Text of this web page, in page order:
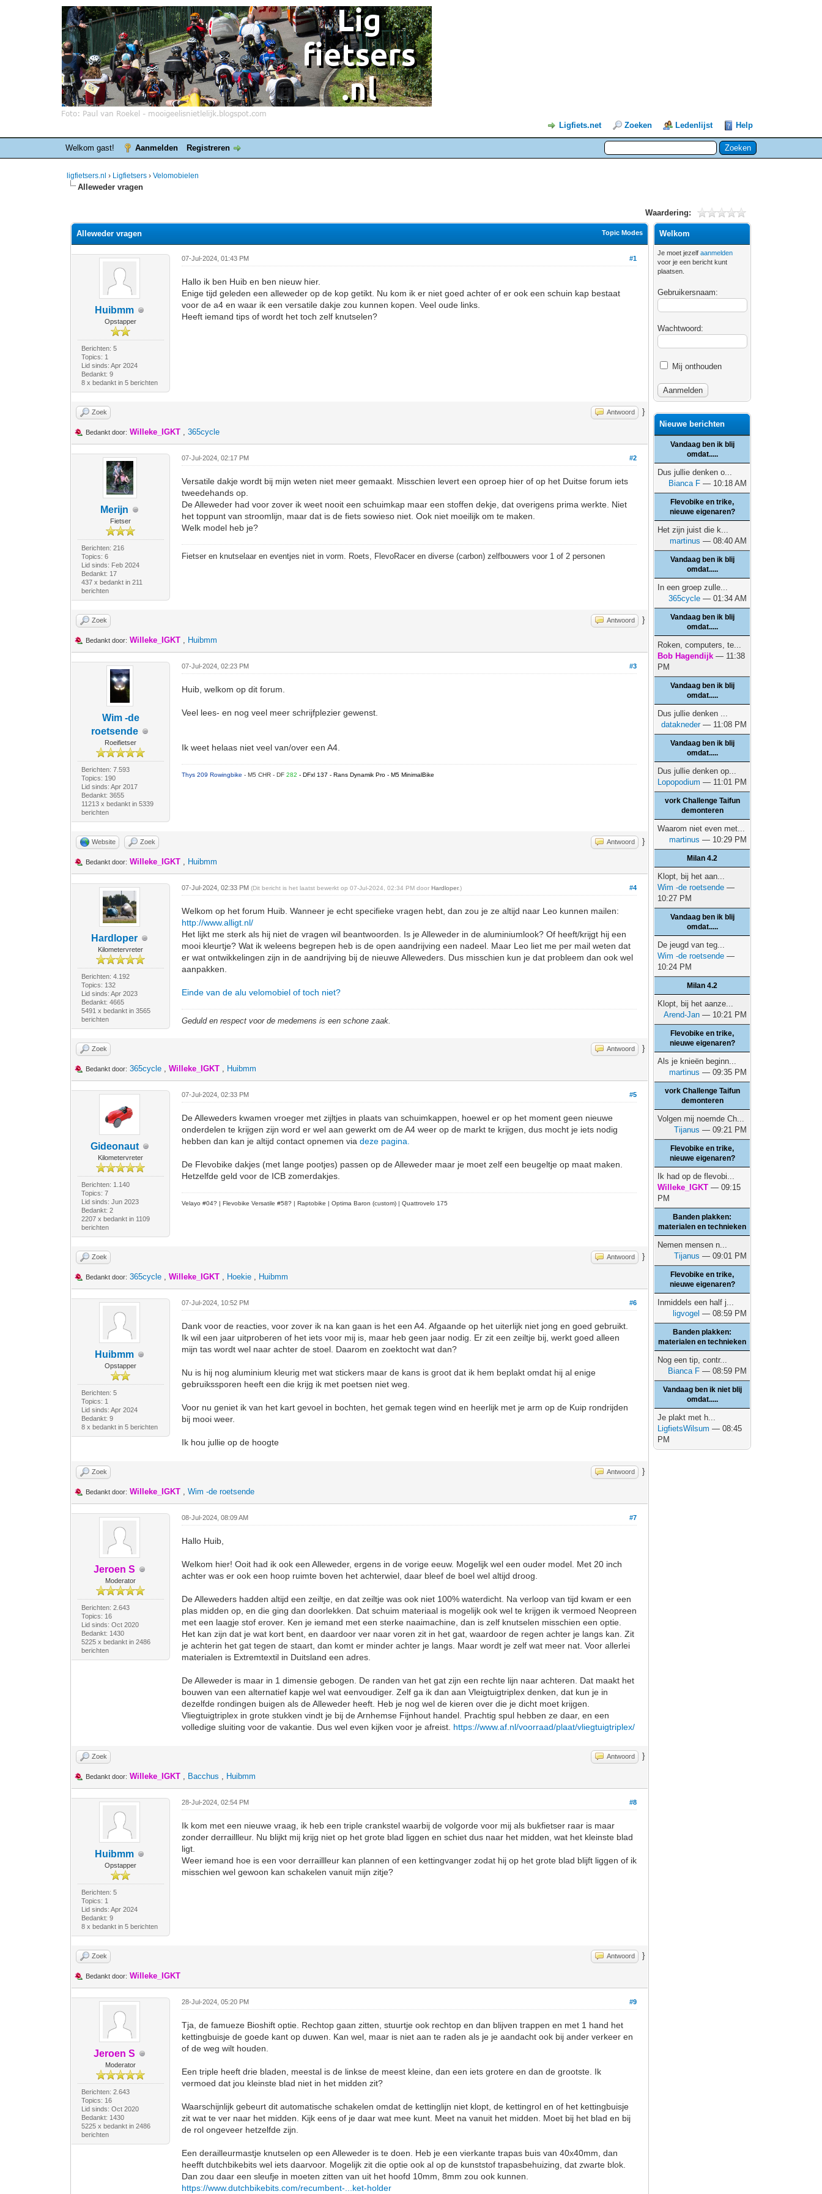
Ligfiets.net Zoeken Ledenlijst Help
Welkom gast! Aanmelden Registreren
ligfietsers.nl › Ligfietsers ›Velomobielen
Alleweder vragen
Waardering:
Topic Modes
Alleweder vragen
Huibmm
Opstapper
Berichten: 5
Topics: 1
Lid sinds: Apr 2024
Bedankt: 9
8 x bedankt in 5 berichten
#1
07-Jul-2024, 01:43 PM
Hallo ik ben Huib en ben nieuw hier.
Enige tijd geleden een alleweder op de kop getikt. Nu kom ik er niet goed achter of er ook een schuin kap bestaat
voor de a4 en waar ik een versatile dakje zou kunnen kopen. Veel oude links.
Heeft iemand tips of wordt het toch zelf knutselen?
Zoek Antwoord }
Bedankt door: Willeke_IGKT ,365cycle
Merijn
Fietser
Berichten: 216
Topics: 6
Lid sinds: Feb 2024
Bedankt: 17
437 x bedankt in 211
berichten
#2
07-Jul-2024, 02:17 PM
Versatile dakje wordt bij mijn weten niet meer gemaakt. Misschien levert een oproep hier of op het Duitse forum iets
tweedehands op.
De Alleweder had voor zover ik weet nooit een schuimkap maar een stoffen dekje, dat overigens prima werkte. Niet
het toppunt van stroomlijn, maar dat is de fiets sowieso niet. Ook niet moeilijk om te maken.
Welk model heb je?
Fietser en knutselaar en eventjes niet in vorm. Roets, FlevoRacer en diverse (carbon) zelfbouwers voor 1 of 2 personen
Zoek Antwoord }
Bedankt door: Willeke_IGKT , Huibmm
Wim -de
roetsende
Roeifietser
Berichten: 7.593
Topics: 190
Lid sinds: Apr 2017
Bedankt: 3655
11213 x bedankt in 5339
berichten
#3
07-Jul-2024, 02:23 PM
Huib, welkom op dit forum.
Veel lees- en nog veel meer schrijfplezier gewenst.
Ik weet helaas niet veel van/over een A4.
Thys 209 Rowingbike- M5 CHR - DF282- DFxl 137 - Rans Dynamik Pro - M5 MinimalBike
Website Zoek Antwoord }
Bedankt door: Willeke_IGKT , Huibmm
Hardloper
Kilometervreter
Berichten: 4.192
Topics: 132
Lid sinds: Apr 2023
Bedankt: 4665
5491 x bedankt in 3565
berichten
#4
07-Jul-2024, 02:33 PM(Dit bericht is het laatst bewerkt op 07-Jul-2024, 02:34 PM doorHardloper.)
Welkom op het forum Huib. Wanneer je echt specifieke vragen hebt, dan zou je ze altijd naar Leo kunnen mailen:
http://www.alligt.nl/
Het lijkt me sterk als hij niet de vragen wil beantwoorden. Is je Alleweder in de aluminiumlook? Of heeft/krijgt hij een
mooi kleurtje? Wat ik weleens begrepen heb is de open aandrijving een nadeel. Maar Leo liet me per mail weten dat
er wat ontwikkelingen zijn in de aandrijving bij de nieuwe Alleweders. Dus misschien kun je dat probleem dan ook wel
aanpakken.
Einde van de alu velomobiel of toch niet?
Geduld en respect voor de medemens is een schone zaak.
Zoek Antwoord }
Bedankt door: 365cycle ,Willeke_IGKT , Huibmm
Gideonaut
Kilometervreter
Berichten: 1.140
Topics: 7
Lid sinds: Jun 2023
Bedankt: 2
2207 x bedankt in 1109
berichten
#5
07-Jul-2024, 02:33 PM
De Alleweders kwamen vroeger met zijltjes in plaats van schuimkappen, hoewel er op het moment geen nieuwe
onderdelen te krijgen zijn word er wel aan gewerkt om de A4 weer op de markt te krijgen, dus mocht je iets nodig
hebben dan kan je altijd contact opnemen viadeze pagina.
De Flevobike dakjes (met lange pootjes) passen op de Alleweder maar je moet zelf een beugeltje op maat maken.
Hetzelfde geld voor de ICB zomerdakjes.
Velayo #04? | Flevobike Versatile #58? | Raptobike | Optima Baron (custom) | Quattrovelo 175
Zoek Antwoord }
Bedankt door: 365cycle ,Willeke_IGKT , Hoekie , Huibmm
Huibmm
Opstapper
Berichten: 5
Topics: 1
Lid sinds: Apr 2024
Bedankt: 9
8 x bedankt in 5 berichten
#6
07-Jul-2024, 10:52 PM
Dank voor de reacties, voor zover ik na kan gaan is het een A4. Afgaande op het uiterlijk niet jong en goed gebruikt.
Ik wil een jaar uitproberen of het iets voor mij is, maar heb geen jaar nodig. Er zit een zeiltje bij, werkt goed alleen
mijn tas wordt wel naar achter de stoel. Daarom en zoektocht wat dan?
Nu is hij nog aluminium kleurig met wat stickers maar de kans is groot dat ik hem beplakt omdat hij al enige
gebruikssporen heeft een die krijg ik met poetsen niet weg.
Voor nu geniet ik van het kart gevoel in bochten, het gemak tegen wind en heerlijk met je arm op de Kuip rondrijden
bij mooi weer.
Ik hou jullie op de hoogte
Zoek Antwoord }
Bedankt door: Willeke_IGKT ,Wim -de roetsende
Jeroen S
Moderator
Berichten: 2.643
Topics: 16
Lid sinds: Oct 2020
Bedankt: 1430
5225 x bedankt in 2486
berichten
#7
08-Jul-2024, 08:09 AM
Hallo Huib,
Welkom hier! Ooit had ik ook een Alleweder, ergens in de vorige eeuw. Mogelijk wel een ouder model. Met 20 inch
achter was er ook een hoop ruimte boven het achterwiel, daar bleef de boel wel altijd droog.
De Alleweders hadden altijd een zeiltje, en dat zeiltje was ook niet 100% waterdicht. Na verloop van tijd kwam er een
plas midden op, en die ging dan doorlekken. Dat schuim materiaal is mogelijk ook wel te krijgen ik vermoed Neopreen
met een laagje stof erover. Ken je iemand met een sterke naaimachine, dan is zelf knutselen misschien een optie.
Het kan zijn dat je wat kort bent, en daardoor ver naar voren zit in het gat, waardoor de regen achter je langs kan. Zit
je achterin het gat tegen de staart, dan komt er minder achter je langs. Maar wordt je zelf wat meer nat. Voor allerlei
materialen is Extremtextil in Duitsland een adres.
De Alleweder is maar in 1 dimensie gebogen. De randen van het gat zijn een rechte lijn naar achteren. Dat maakt het
bouwen van een alternatief kapje wel wat eenvoudiger. Zelf ga ik dan aan Vleigtuigtriplex denken, dat kun je in
dezelfde rondingen buigen als de Alleweder heeft. Heb je nog wel de kieren over die je dicht moet krijgen.
Vliegtuigtriplex in grote stukken vindt je bij de Arnhemse Fijnhout handel. Prachtig spul hebben ze daar, en een
volledige sluiting voor de vakantie. Dus wel even kijken voor je afreist. https://www.af.nl/voorraad/plaat/vliegtuigtriplex/
Zoek Antwoord }
Bedankt door: Willeke_IGKT , Bacchus , Huibmm
Huibmm
Opstapper
Berichten: 5
Topics: 1
Lid sinds: Apr 2024
Bedankt: 9
8 x bedankt in 5 berichten
#8
28-Jul-2024, 02:54 PM
Ik kom met een nieuwe vraag, ik heb een triple crankstel waarbij de volgorde voor mij als bukfietser raar is maar
zonder derraillleur. Nu blijkt mij krijg niet op het grote blad liggen en schiet dus naar het midden, wat het kleinste blad
ligt.
Weer iemand hoe is een voor derraillleur kan plannen of een kettingvanger zodat hij op het grote blad blijft liggen of ik
misschien wel gewoon kan schakelen vanuit mijn zitje?
Zoek Antwoord }
Bedankt door: Willeke_IGKT
Jeroen S
Moderator
Berichten: 2.643
Topics: 16
Lid sinds: Oct 2020
Bedankt: 1430
5225 x bedankt in 2486
berichten
#9
28-Jul-2024, 05:20 PM
Tja, de famueze Bioshift optie. Rechtop gaan zitten, stuurtje ook rechtop en dan blijven trappen en met 1 hand het
kettingbuisje de goede kant op duwen. Kan wel, maar is niet aan te raden als je je aandacht ook bij ander verkeer en
of de weg wilt houden.
Een triple heeft drie bladen, meestal is de linkse de meest kleine, dan een iets grotere en dan de grootste. Ik
vermoed dat jou kleinste blad niet in het midden zit?
Waarschijnlijk gebeurt dit automatische schakelen omdat de kettinglijn niet klopt, de kettingrol en of het kettingbuisje
zit wat te ver naar het midden. Kijk eens of je daar wat mee kunt. Meet na vanuit het midden. Moet bij het blad en bij
de rol ongeveer hetzelfde zijn.
Een derailleurmastje knutselen op een Alleweder is te doen. Heb je een vierkante trapas buis van 40x40mm, dan
heefft dutchbikebits wel iets daarvoor. Mogelijk zit die optie ook al op de kunststof trapasbehuizing, dat zwarte blok.
Dan zou daar een sleufje in moeten zitten van uit het hoofd 10mm, 8mm zou ook kunnen.
https://www.dutchbikebits.com/recumbent-...ket-holder
Welkom
Je moet jezelfaanmelden
voor je een bericht kunt
plaatsen.
Gebruikersnaam:
Wachtwoord:
Mij onthouden
Nieuwe berichten
Vandaag ben ik blij
omdat.....
Dus jullie denken o...
Bianca F — 10:18 AM
Flevobike en trike,
nieuwe eigenaren?
Het zijn juist die k...
martinus — 08:40 AM
Vandaag ben ik blij
omdat.....
In een groep zulle...
365cycle — 01:34 AM
Vandaag ben ik blij
omdat.....
Roken, computers, te...
Bob Hagendijk — 11:38
PM
Vandaag ben ik blij
omdat.....
Dus jullie denken ...
datakneder— 11:08 PM
Vandaag ben ik blij
omdat.....
Dus jullie denken op...
Lopopodium — 11:01 PM
vork Challenge Taifun
demonteren
Waarom niet even met...
martinus — 10:29 PM
Milan 4.2
Klopt, bij het aan...
Wim -de roetsende —
10:27 PM
Vandaag ben ik blij
omdat.....
De jeugd van teg...
Wim -de roetsende —
10:24 PM
Milan 4.2
Klopt, bij het aanze...
Arend-Jan — 10:21 PM
Flevobike en trike,
nieuwe eigenaren?
Als je knieën beginn...
martinus — 09:35 PM
vork Challenge Taifun
demonteren
Volgen mij noemde Ch...
Tijanus — 09:21 PM
Flevobike en trike,
nieuwe eigenaren?
Ik had op de flevobi...
Willeke_IGKT — 09:15
PM
Banden plakken:
materialen en technieken
Nemen mensen n...
Tijanus — 09:01 PM
Flevobike en trike,
nieuwe eigenaren?
Inmiddels een half j...
ligvogel — 08:59 PM
Banden plakken:
materialen en technieken
Nog een tip, contr...
Bianca F — 08:59 PM
Vandaag ben ik niet blij
omdat.....
Je plakt met h...
LigfietsWilsum — 08:45
PM